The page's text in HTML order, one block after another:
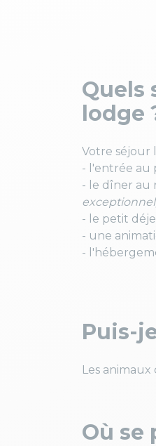
Quels
lodge
Votre séjour
- l'entrée au
- le dîner au
- le petit
- une
-
Puis-
Les
Où se